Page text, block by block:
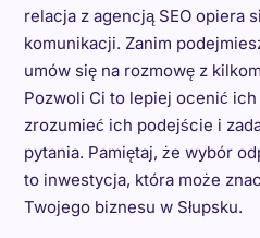
relacja z agencją SEO opiera
komunikacji. Zanim
umów się na rozmowę z
Pozwoli Ci to lepiej ocenić
zrozumieć ich podejście i
pytania. Pamiętaj, że wybór
to inwestycja, która może
Twojego biznesu w Słupsku.